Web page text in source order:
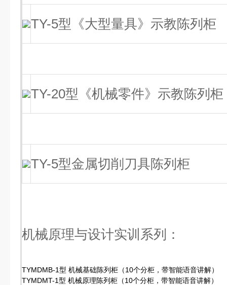
TY-5型《大型量具》示教陈列柜
TY-20型《机械零件》示教陈列柜
TY-5型金属切削刀具陈列柜
机械原理与设计实训系列：
TYMDMB-1型 机械基础陈列柜（10个分柜，带智能语音讲解）
TYMDMT-1型 机械原理陈列柜（10个分柜，带智能语音讲解）